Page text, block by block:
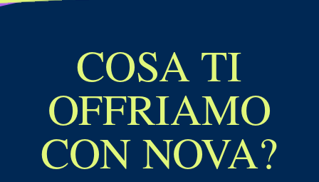
COSA TI
OFFRIAMO
CON NOVA?